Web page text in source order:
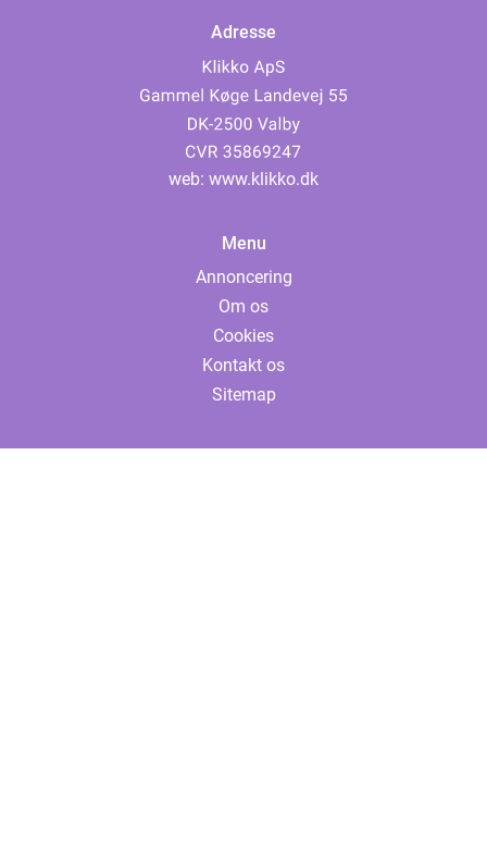
Adresse
web: www.klikko.dk
Menu
Annoncering
Om os
Cookies
Kontakt os
Sitemap